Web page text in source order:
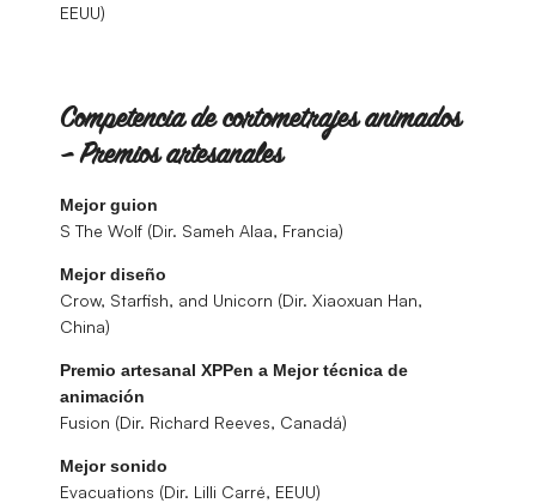
EEUU)
Competencia de cortometrajes animados
– Premios artesanales
Mejor guion
S The Wolf (Dir. Sameh Alaa, Francia)
Mejor diseño
Crow, Starfish, and Unicorn (Dir. Xiaoxuan Han,
China)
Premio artesanal XPPen a Mejor técnica de
animación
Fusion (Dir. Richard Reeves, Canadá)
Mejor sonido
Evacuations (Dir. Lilli Carré, EEUU)